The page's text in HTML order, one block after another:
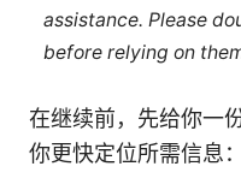
assistance. Please
before relying on
在继续前，先给你一
你更快定位所需信息：